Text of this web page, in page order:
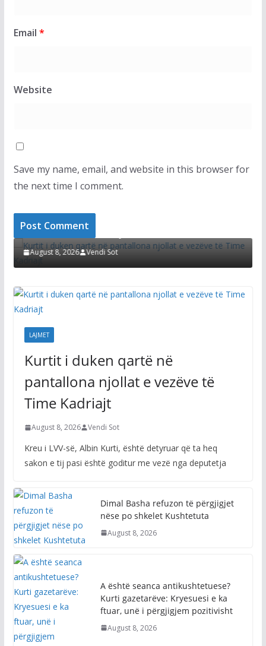
Email *
Website
Save my name, email, and website in this browser for
the next time I comment.
Kurtit i duken qartë në pantallona njollat e
vezëve të Time Kadriajt
August 8, 2026 Vendi Sot
LAJMET
Kurtit i duken qartë në
pantallona njollat e vezëve të
Time Kadriajt
August 8, 2026 Vendi Sot
Kreu i LVV-së, Albin Kurti, është detyruar që ta heq
sakon e tij pasi është goditur me vezë nga deputetja
Dimal Basha refuzon të përgjigjet
nëse po shkelet Kushtetuta
August 8, 2026
A është seanca antikushtetuese?
Kurti gazetarëve: Kryesuesi e ka
ftuar, unë i përgjigjem pozitivisht
August 8, 2026